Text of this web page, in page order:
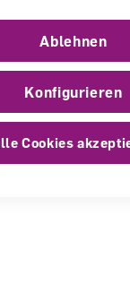
CHF
Ablehnen
Konfigurieren
Cookies